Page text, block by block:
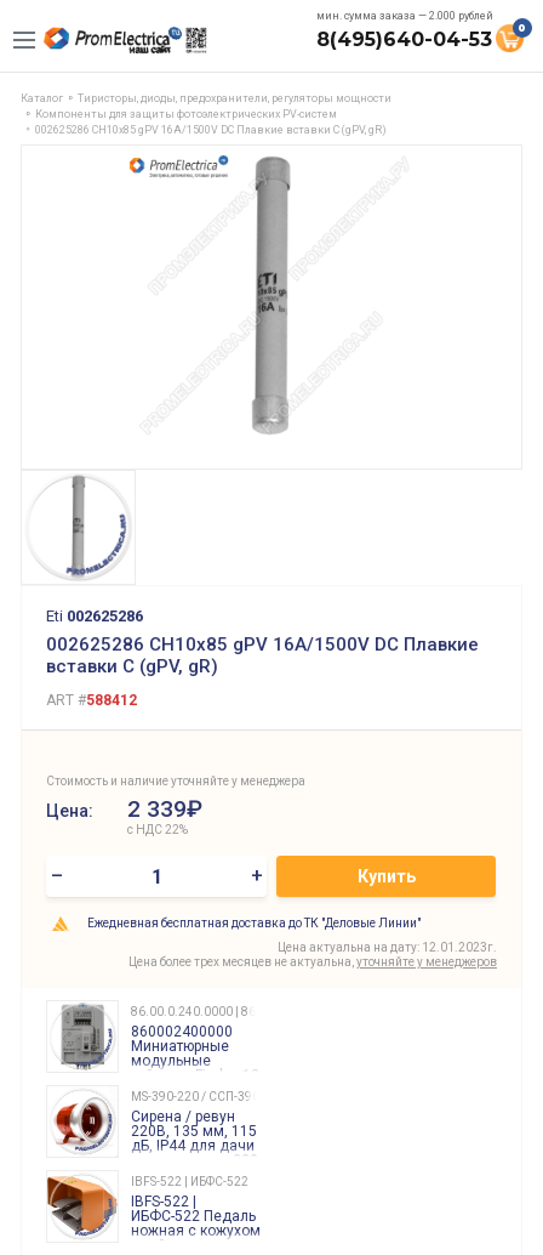
мин. сумма заказа — 2.000 рублей
8(495)640-04-53 0
Каталог
Тиристоры, диоды, предохранители, регуляторы мощности
Компоненты для защиты фотоэлектрических PV-систем
002625286 CH10x85 gPV 16A/1500V DC Плавкие вставки C (gPV, gR)
Eti 002625286
002625286 CH10x85 gPV 16A/1500V DC Плавкие
вставки C (gPV, gR)
ART #588412
Стоимость и наличие уточняйте у менеджера
Цена: 2 339₽
с НДС 22%
– + Купить
Ежедневная бесплатная доставка до ТК "Деловые Линии"
Цена актуальна на дату: 12.01.2023г.
Цена более трех месяцев не актуальна, уточняйте у менеджеров
86.00.0.240.0000 | 860002400000
860002400000
Миниатюрные
модульные
таймеры Finder, 12-
240 Вольт AC/DC
Finder
86.00.0.240.0000
MS-390-220 / ССП-390 220В
Сирена / ревун
220В, 135 мм, 115
дБ, IP44 для дачи
производства 220
Вольт звук ситены
"пожарная
тревога"
IBFS-522 | ИБФС-522
IBFS-522 |
ИБФС-522 Педаль
ножная с кожухом
двойная,